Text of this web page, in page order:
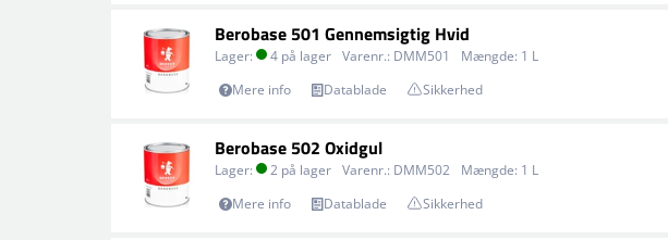
Berobase 501 Gennemsigtig Hvid
Lager: 4 på lager Varenr.: DMM501 Mængde: 1 L
Mere info
Datablade Sikkerhed
Berobase 502 Oxidgul
Lager: 2 på lager Varenr.: DMM502 Mængde: 1 L
Mere info
Datablade Sikkerhed